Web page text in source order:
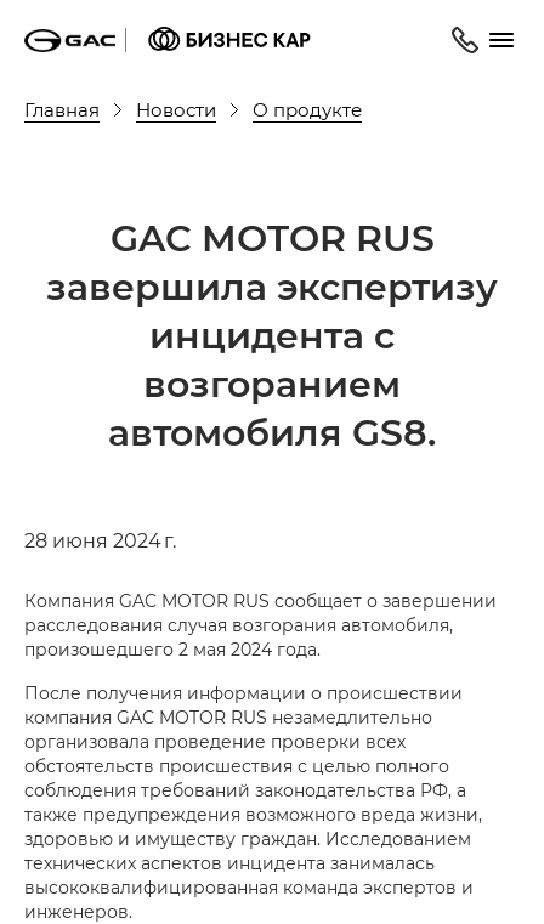
Главная Новости О продукте
GAC MOTOR RUS
завершила экспертизу
инцидента с
возгоранием
автомобиля GS8.
28 июня 2024 г.
Компания GAC MOTOR RUS сообщает о завершении
расследования случая возгорания автомобиля,
произошедшего 2 мая 2024 года.
После получения информации о происшествии
компания GAC MOTOR RUS незамедлительно
организовала проведение проверки всех
обстоятельств происшествия с целью полного
соблюдения требований законодательства РФ, а
также предупреждения возможного вреда жизни,
здоровью и имуществу граждан. Исследованием
технических аспектов инцидента занималась
высококвалифицированная команда экспертов и
инженеров.